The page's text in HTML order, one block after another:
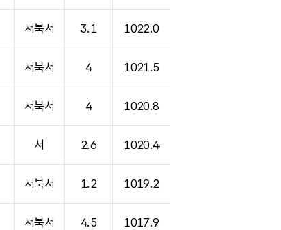
서북서 3.1 1022.0
서북서 4 1021.5
서북서 4 1020.8
서 2.6 1020.4
서북서 1.2 1019.2
서북서 4.5 1017.9